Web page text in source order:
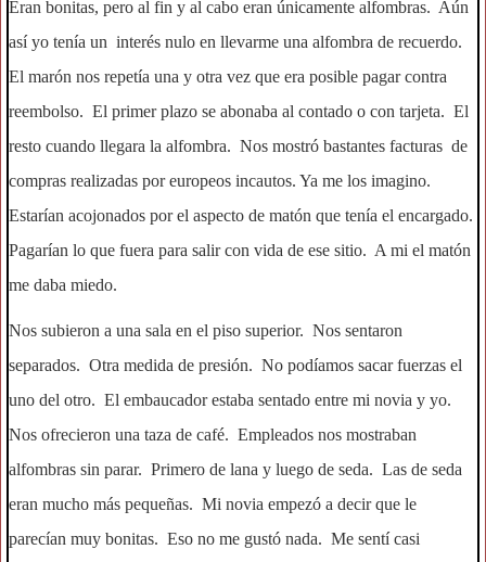
Eran bonitas, pero al fin y al cabo eran únicamente alfombras. Aún
así yo tenía un interés nulo en llevarme una alfombra de recuerdo.
El marón nos repetía una y otra vez que era posible pagar contra
reembolso. El primer plazo se abonaba al contado o con tarjeta. El
resto cuando llegara la alfombra. Nos mostró bastantes facturas de
compras realizadas por europeos incautos. Ya me los imagino.
Estarían acojonados por el aspecto de matón que tenía el encargado.
Pagarían lo que fuera para salir con vida de ese sitio. A mi el matón
me daba miedo.
Nos subieron a una sala en el piso superior. Nos sentaron
separados. Otra medida de presión. No podíamos sacar fuerzas el
uno del otro. El embaucador estaba sentado entre mi novia y yo.
Nos ofrecieron una taza de café. Empleados nos mostraban
alfombras sin parar. Primero de lana y luego de seda. Las de seda
eran mucho más pequeñas. Mi novia empezó a decir que le
parecían muy bonitas. Eso no me gustó nada. Me sentí casi